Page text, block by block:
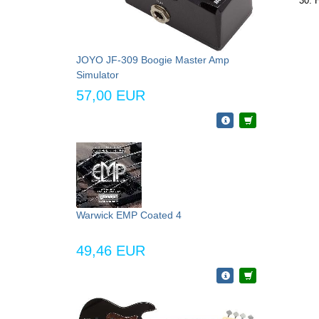
JOYO JF-309 Boogie Master Amp
Simulator
57,00 EUR
Warwick EMP Coated 4
49,46 EUR